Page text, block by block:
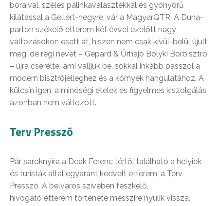
boraival, széles pálinkaválasztékkal és gyönyörű
kilátással a Gellért-hegyre, vár a MagyarQTR. A Duna-
parton székelő étterem két évvel ezelőtt nagy
változásokon esett át, hiszen nem csak kívül-belül újult
meg, de régi nevét – Gepárd & Űrhajó Bolyki Borbisztró
– újra cserélte, ami valljuk be, sokkal inkább passzol a
modern bisztrójelleghez és a környék hangulatához. A
külcsín igen, a minőségi ételek és figyelmes kiszolgálás
azonban nem változott.
Terv Presszó
Pár saroknyira a Deák Ferenc tértől található a helyiek
és turisták által egyaránt kedvelt étterem, a Terv
Presszó. A belváros szívében fészkelő,
hívogató étterem története messzire nyúlik vissza.